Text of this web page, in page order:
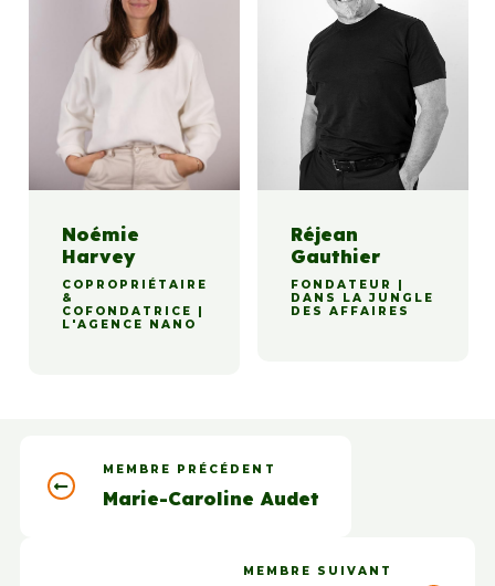
Noémie
Harvey
COPROPRIÉTAIRE
&
COFONDATRICE |
L'AGENCE NANO
Réjean
Gauthier
FONDATEUR |
DANS LA JUNGLE
DES AFFAIRES
MEMBRE PRÉCÉDENT
Marie-Caroline Audet
MEMBRE SUIVANT